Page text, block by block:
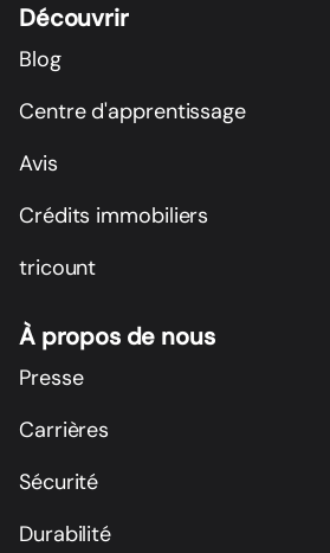
Découvrir
Blog
Centre d'apprentissage
Avis
Crédits immobiliers
tricount
À propos de nous
Presse
Carrières
Sécurité
Durabilité